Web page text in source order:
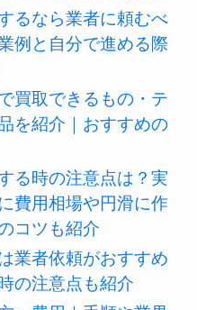
るなら業者に頼むべ
例と自分で進める際
買取できるもの・テ
を紹介｜おすすめの
る時の注意点は？実
費用相場や円滑に作
コツも紹介
業者依頼がおすすめ
の注意点も紹介